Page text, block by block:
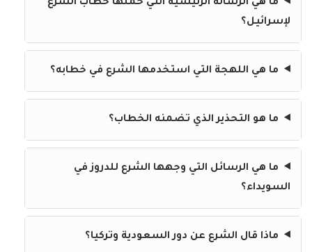
ما هي الرسالة الرئيسية التي حملها خطاب الشرع
لإسرائيل؟
ما هي اللهجة التي استخدمها الشرع في خطابه؟
ما هو التحذير الذي تضمنه الخطاب؟
ما هي الرسائل التي وجهها الشرع للدروز في
السويداء؟
ماذا قال الشرع عن دور السعودية وتركيا؟